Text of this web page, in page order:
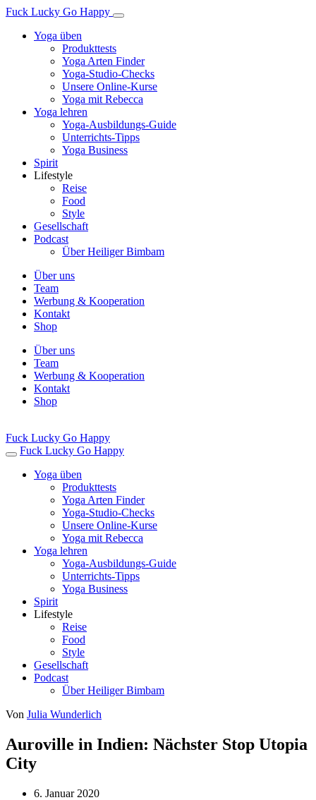
Fuck Lucky Go Happy
Yoga üben
Produkttests
Yoga Arten Finder
Yoga-Studio-Checks
Unsere Online-Kurse
Yoga mit Rebecca
Yoga lehren
Yoga-Ausbildungs-Guide
Unterrichts-Tipps
Yoga Business
Spirit
Lifestyle
Reise
Food
Style
Gesellschaft
Podcast
Über Heiliger Bimbam
Über uns
Team
Werbung & Kooperation
Kontakt
Shop
Über uns
Team
Werbung & Kooperation
Kontakt
Shop
Fuck Lucky Go Happy
Fuck Lucky Go Happy
Yoga üben
Produkttests
Yoga Arten Finder
Yoga-Studio-Checks
Unsere Online-Kurse
Yoga mit Rebecca
Yoga lehren
Yoga-Ausbildungs-Guide
Unterrichts-Tipps
Yoga Business
Spirit
Lifestyle
Reise
Food
Style
Gesellschaft
Podcast
Über Heiliger Bimbam
Von Julia Wunderlich
Auroville in Indien: Nächster Stop Utopia
City
6. Januar 2020